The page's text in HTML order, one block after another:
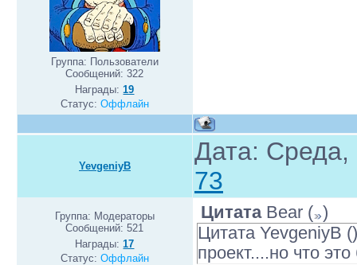
Группа: Пользователи
Сообщений:322
Награды:19
Статус: Оффлайн
YevgeniyB
Дата:
73
Группа: Модераторы
Сообщений:521
Награды:17
Статус: Оффлайн
Цитата Bear ( )
Цитата YevgeniyB
проект....но что это